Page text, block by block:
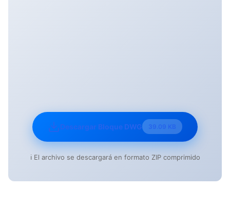
Descargar Bloque DWG 39.09 KB
ℹ️ El archivo se descargará en formato ZIP comprimido